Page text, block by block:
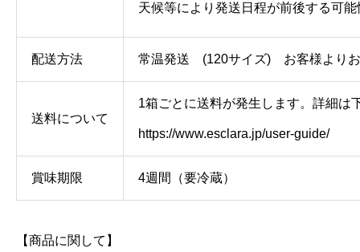
天候等により発送日程が前後する可
配送方法 常温発送 (120サイズ) お客様よりお
送料について
1箱ごとに送料が発生します。詳細は
https://www.esclara.jp/user-guide/
賞味期限 4週間（要冷蔵）
【商品に関して】